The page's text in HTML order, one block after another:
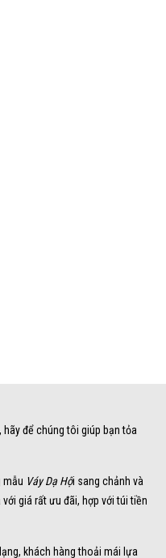
, hãy để chúng tôi giúp bạn tỏa
mẫu Váy Dạ Hội sang chảnh và
giá rất ưu đãi, hợp với túi tiền
khách hàng thoải mái lựa